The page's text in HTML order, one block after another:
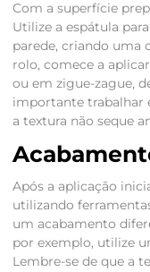
Com a superfície
Utilize a espátula
parede, criando uma
rolo, comece a
ou em zigue-zague,
importante trabalhar
a textura não seque
Após a aplicação
utilizando
um acabamento
por exemplo, utilize
Lembre-se de que a